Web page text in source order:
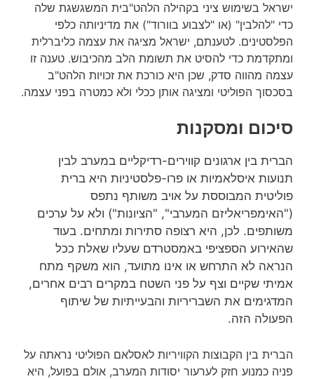
ישראל בשימוש ציני בקהילה הלהט"בית המשגשגת שלה
כדי "להלבין" (או "לצבוע בוורוד") את מדיניותה כלפי
הפלסטינים. לטענתם, ישראל מציגה את עצמה כליברלית
ומתקדמת כדי להסיט את תשומת הלב מהכיבוש. טענה זו
עצמה מהווה סדק, שכן היא כורכת את זכויות הלהט"ב
בסכסוך הפוליטי ומציגה אותן ככלי ולא כמטרה בפני עצמה.
סיכום ומסקנות
הברית בין ארגונים קווירים-רדיקליים במערב לבין
תנועות איסלאמיות או פרו-פלסטיניות היא ברית
פוליטית המבוססת על אויב משותף נתפס
("האימפריאליזם המערבי", "הציונות") ולא על ערכים
משותפים. לכן, היא רצופה סתירות ומתחים. בעוד
שהאירוע הספציפי באמסטרדם שעליו שאלת ככל
הנראה לא התרחש או אינו מתועד, הוא משקף מתח
אמיתי שקיים וצף על פני השטח במקרים רבים אחרים,
המדגימים את השבריריות והבעייתיות של שיתוף
הפעולה הזה.
הברית בין הקבוצות הקוויריות לאסלאם הפוליטי נראתה על
פניה כמנוע חזק לערעור יסודות המערב, אולם בפועל, היא